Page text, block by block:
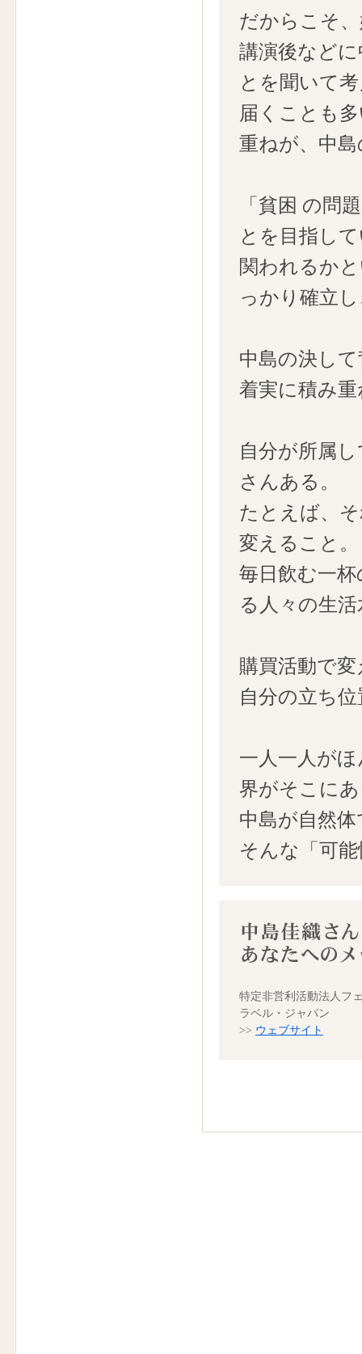
だからこそ
講演後など
とを聞いて
届くことも
重ねが、中
「貧困 の問
とを目指し
関われるか
っかり確立
中島の決し
着実に積み
自分が所属
さんある。
たとえば、
変えること。
毎日飲む一
る人々の生
購買活動で
自分の立ち
一人一人が
界がそこに
中島が自然
そんな「可
特定非営利活動法人フ
ラベル・ジャパン
>> ウェブサイト